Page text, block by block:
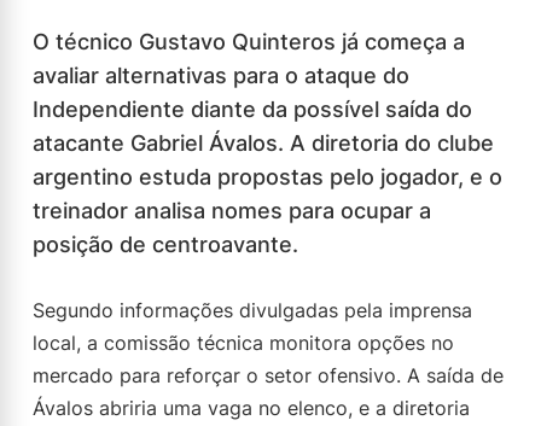
O técnico Gustavo Quinteros já começa a
avaliar alternativas para o ataque do
Independiente diante da possível saída do
atacante Gabriel Ávalos. A diretoria do clube
argentino estuda propostas pelo jogador, e o
treinador analisa nomes para ocupar a
posição de centroavante.
Segundo informações divulgadas pela imprensa
local, a comissão técnica monitora opções no
mercado para reforçar o setor ofensivo. A saída de
Ávalos abriria uma vaga no elenco, e a diretoria